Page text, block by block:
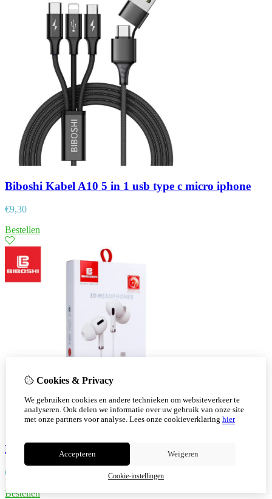
Biboshi Kabel A10 5 in 1 usb type c micro iphone
€9,30
Bestellen
Biboshi Biboshi M18 in-ear oordopjes Type C
€
Bestellen
Cookies & Privacy
We gebruiken cookies en andere technieken om websiteverkeer te
analyseren. Ook delen we informatie over uw gebruik van onze site
met onze partners voor analyse. Lees onze cookieverklaring hier
Accepteren Weigeren
Cookie-instellingen